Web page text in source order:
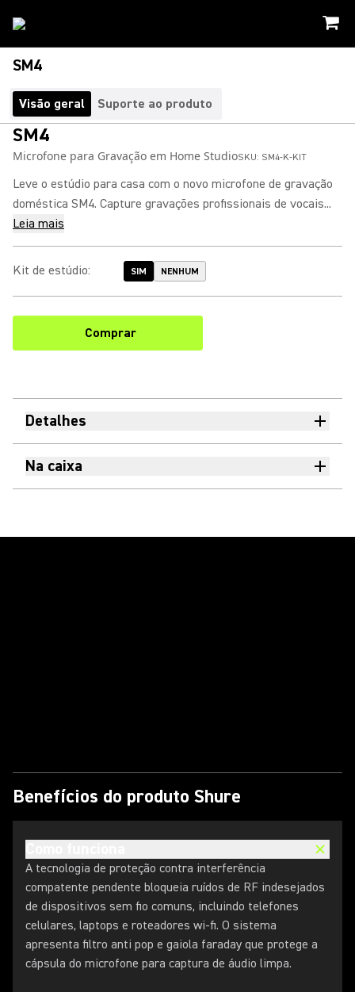
SM4
Visão geral Suporte ao produto
SM4
Microfone para Gravação em Home StudioSKU: SM4-K-KIT
Leve o estúdio para casa com o novo microfone de gravação
doméstica SM4. Capture gravações profissionais de vocais...
Leia mais
Kit de estúdio: SIM NENHUM
Comprar
(Opens in a new tab)
Detalhes
Na caixa
Benefícios do produto Shure
A tecnologia de proteção contra interferência
compatente pendente bloqueia ruídos de RF indesejados
de dispositivos sem fio comuns, incluindo telefones
celulares, laptops e roteadores wi-fi. O sistema
apresenta filtro anti pop e gaiola faraday que protege a
cápsula do microfone para captura de áudio limpa.